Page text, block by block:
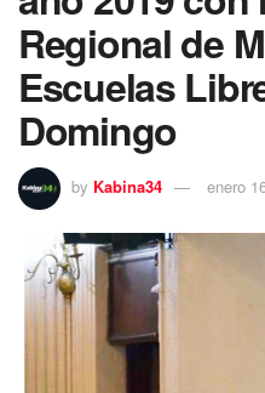
Regional de
Escuelas
Domingo
by Kabina34 enero